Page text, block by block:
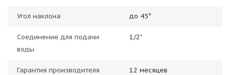
Угол наклона до 45°
Соединение для подачи
воды
1/2"
Гарантия производителя 12 месяцев